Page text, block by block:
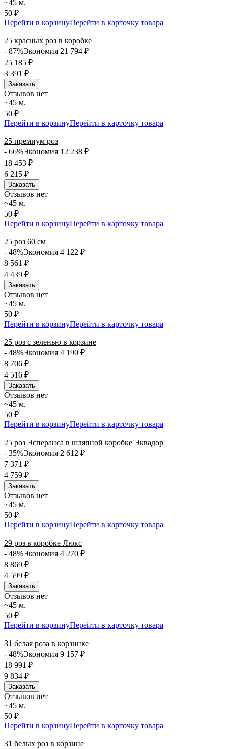
~45 м.
50 ₽
Перейти в корзинуПерейти в карточку товара
25 красных роз в коробке
- 87%Экономия 21 794 ₽
25 185 ₽
3 391 ₽
Заказать
Отзывов нет
~45 м.
50 ₽
Перейти в корзинуПерейти в карточку товара
25 премиум роз
- 66%Экономия 12 238 ₽
18 453 ₽
6 215 ₽
Заказать
Отзывов нет
~45 м.
50 ₽
Перейти в корзинуПерейти в карточку товара
25 роз 60 см
- 48%Экономия 4 122 ₽
8 561 ₽
4 439 ₽
Заказать
Отзывов нет
~45 м.
50 ₽
Перейти в корзинуПерейти в карточку товара
25 роз с зеленью в корзине
- 48%Экономия 4 190 ₽
8 706 ₽
4 516 ₽
Заказать
Отзывов нет
~45 м.
50 ₽
Перейти в корзинуПерейти в карточку товара
25 роз Эсперанса в шляпной коробке Эквадор
- 35%Экономия 2 612 ₽
7 371 ₽
4 759 ₽
Заказать
Отзывов нет
~45 м.
50 ₽
Перейти в корзинуПерейти в карточку товара
29 роз в коробке Люкс
- 48%Экономия 4 270 ₽
8 869 ₽
4 599 ₽
Заказать
Отзывов нет
~45 м.
50 ₽
Перейти в корзинуПерейти в карточку товара
31 белая роза в корзинке
- 48%Экономия 9 157 ₽
18 991 ₽
9 834 ₽
Заказать
Отзывов нет
~45 м.
50 ₽
Перейти в корзинуПерейти в карточку товара
31 белых роз в корзине